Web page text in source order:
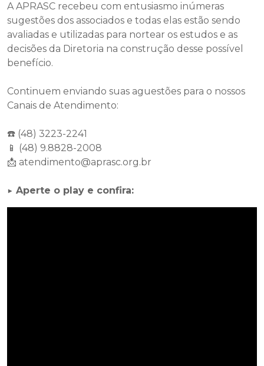
A APRASC recebeu com entusiasmo inúmeras
sugestões dos associados e todas elas estão sendo
avaliadas e utilizadas para nortear os estudos e as
decisões da Diretoria na construção desse possível
benefício.
Continuem enviando suas aguestões para o nossos
Canais de Atendimento:
☎️ (48) 3223-2241
📱 (48) 9.8828-2008
📩 atendimento@aprasc.org.br
▶️ Aperte o play e confira: